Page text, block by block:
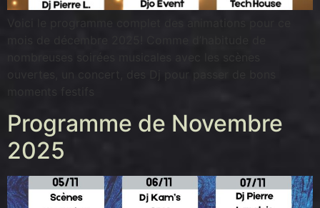
Voici le programme complet des animations pour ce
Programme de Novembre
2025